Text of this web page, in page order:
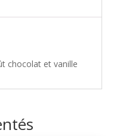
chocolat et vanille